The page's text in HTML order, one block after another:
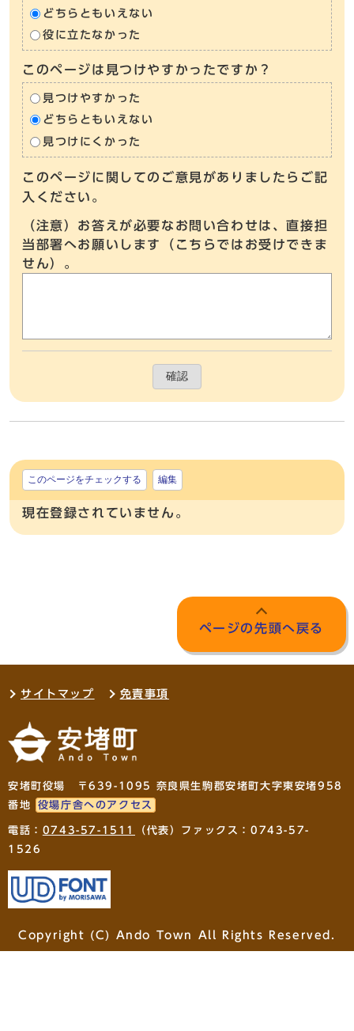
どちらともいえない
役に立たなかった
このページは見つけやすかったですか？
見つけやすかった
どちらともいえない
見つけにくかった
このページに関してのご意見がありましたらご記
入ください。
（注意）お答えが必要なお問い合わせは、直接担
当部署へお願いします（こちらではお受けできま
せん）。
確認
このページをチェックする 編集
現在登録されていません。
ページの先頭へ戻る
サイトマップ 免責事項
安堵町役場 〒639-1095 奈良県生駒郡安堵町大字東安堵958
番地
役場庁舎へのアクセス
電話： 0743-57-1511
（代表）ファックス：0743-57-
1526
Copyright (C) Ando Town All Rights Reserved.